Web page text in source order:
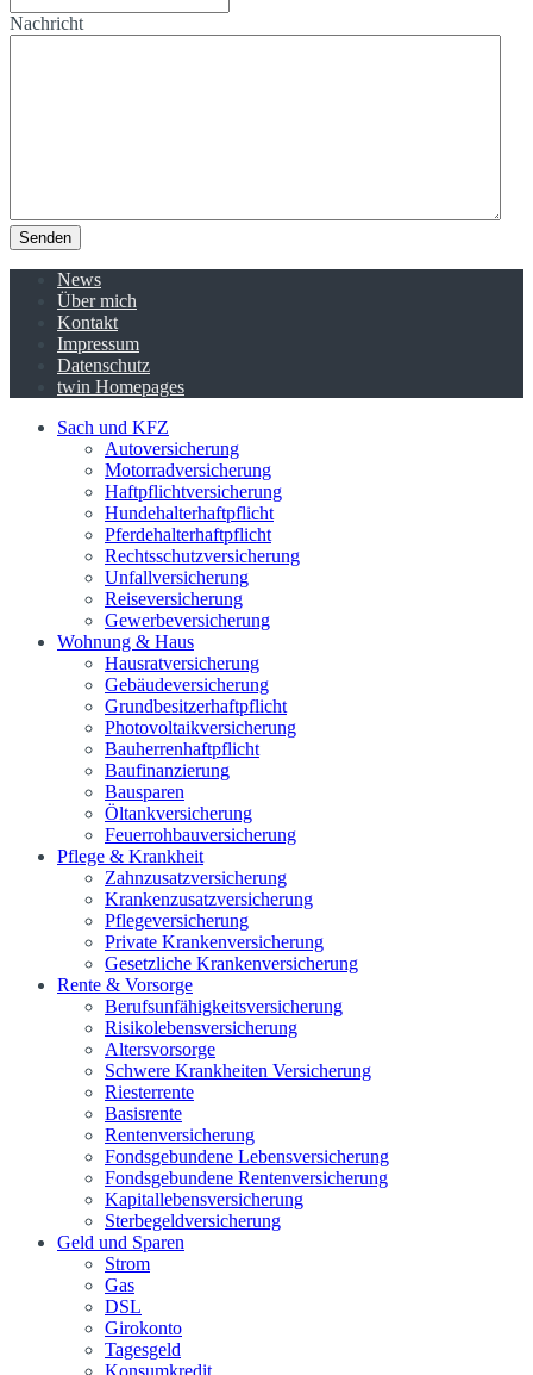
Nachricht
Senden
News
Über mich
Kontakt
Impressum
Datenschutz
twin Homepages
Sach und KFZ
Autoversicherung
Motorradversicherung
Haftpflichtversicherung
Hundehalterhaftpflicht
Pferdehalterhaftpflicht
Rechtsschutzversicherung
Unfallversicherung
Reiseversicherung
Gewerbeversicherung
Wohnung & Haus
Hausratversicherung
Gebäudeversicherung
Grundbesitzerhaftpflicht
Photovoltaikversicherung
Bauherrenhaftpflicht
Baufinanzierung
Bausparen
Öltankversicherung
Feuerrohbauversicherung
Pflege & Krankheit
Zahnzusatzversicherung
Krankenzusatzversicherung
Pflegeversicherung
Private Krankenversicherung
Gesetzliche Krankenversicherung
Rente & Vorsorge
Berufs­unfähigkeitsversicherung
Risikolebensversicherung
Altersvorsorge
Schwere Krankheiten Versicherung
Riesterrente
Basisrente
Rentenversicherung
Fondsgebundene Lebensversicherung
Fondsgebundene Rentenversicherung
Kapitallebensversicherung
Sterbegeldversicherung
Geld und Sparen
Strom
Gas
DSL
Girokonto
Tagesgeld